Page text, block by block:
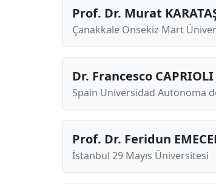
Prof. Dr. Murat
Çanakkale Onsekiz Mart
Dr. Francesco CAPRIOLI
Spain Universidad Autonoma
Prof. Dr. Feridun
İstanbul 29 Mayıs Üniversitesi